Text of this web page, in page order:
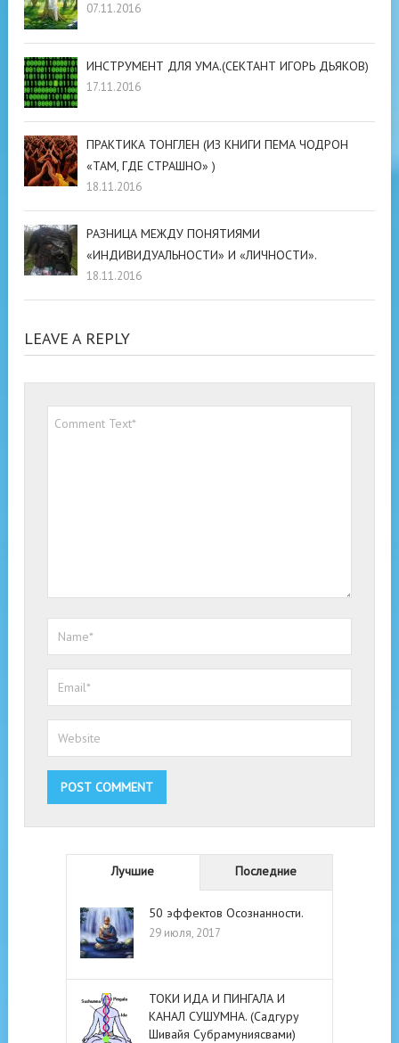
07.11.2016
ИНСТРУМЕНТ ДЛЯ УМА.(СЕКТАНТ ИГОРЬ ДЬЯКОВ)
17.11.2016
ПРАКТИКА ТОНГЛЕН (ИЗ КНИГИ ПЕМА ЧОДРОН
«ТАМ, ГДЕ СТРАШНО» )
18.11.2016
РАЗНИЦА МЕЖДУ ПОНЯТИЯМИ
«ИНДИВИДУАЛЬНОСТИ» И «ЛИЧНОСТИ».
18.11.2016
LEAVE A REPLY
Лучшие Последние
50 эффектов Осознанности.
29 июля, 2017
ТОКИ ИДА И ПИНГАЛА И
КАНАЛ СУШУМНА. (Садгуру
Шивайя Субрамуниясвами)